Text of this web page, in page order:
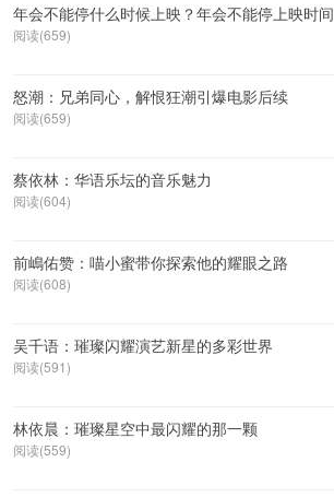
年会不能停什么时候上映？年会不能停上映时间
阅读(659)
怒潮：兄弟同心，解恨狂潮引爆电影后续
阅读(659)
蔡依林：华语乐坛的音乐魅力
阅读(604)
前嶋佑赞：喵小蜜带你探索他的耀眼之路
阅读(608)
吴千语：璀璨闪耀演艺新星的多彩世界
阅读(591)
林依晨：璀璨星空中最闪耀的那一颗
阅读(559)